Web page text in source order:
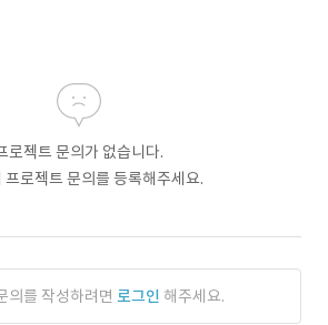
로젝트 문의가 없습니다.
프로젝트 문의를 등록해주세요.
의를 작성하려면 로그인 해주세요.